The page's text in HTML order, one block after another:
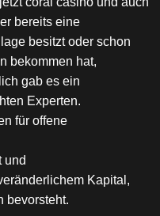
bereits eine
besitzt oder schon
bekommen hat,
gab es ein
Experten.
für offene
und
Kapital,
bevorsteht.